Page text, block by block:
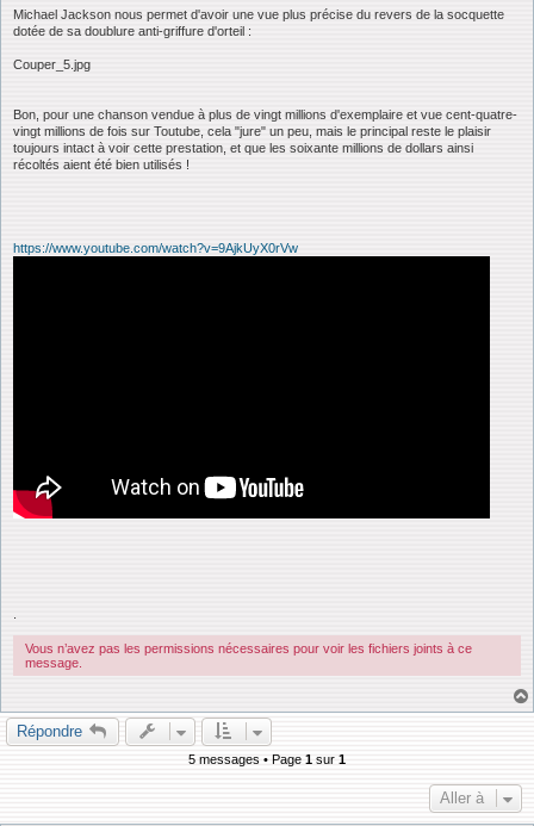
Michael Jackson nous permet d'avoir une vue plus précise du revers de la socquette
dotée de sa doublure anti-griffure d'orteil :
Couper_5.jpg
Bon, pour une chanson vendue à plus de vingt millions d'exemplaire et vue cent-quatre-
vingt millions de fois sur Toutube, cela "jure" un peu, mais le principal reste le plaisir
toujours intact à voir cette prestation, et que les soixante millions de dollars ainsi
récoltés aient été bien utilisés !
https://www.youtube.com/watch?v=9AjkUyX0rVw
Vous n’avez pas les permissions nécessaires pour voir les fichiers joints à ce
message.
Répondre
5 messages • Page 1 sur 1
Aller à